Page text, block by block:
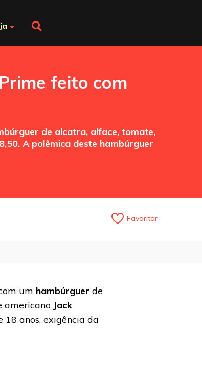
feito com
de alcatra, alface, tomate,
A polêmica deste hambúrguer
Favoritar
um hambúrguer de
americano Jack
18 anos, exigência da